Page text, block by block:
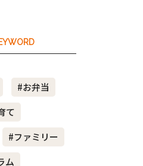
#お弁当
て
#ファミリー
ム